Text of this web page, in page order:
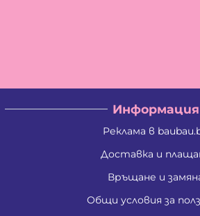
Информация
Реклама в
Доставка и
Връщане и
Общи условия за